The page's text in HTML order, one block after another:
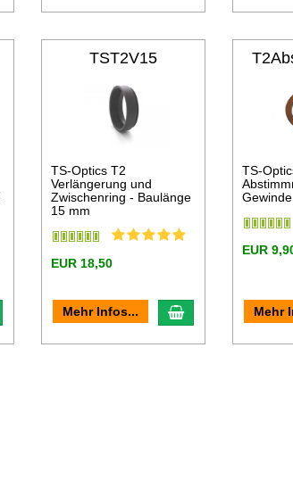
den Warenkorb
TST2V15
TS-Optics T2
Verlängerung und
Zwischenring - Baulänge
15 mm
EUR 18,50
Mehr Infos... In den
TS-
EUR
Mehr